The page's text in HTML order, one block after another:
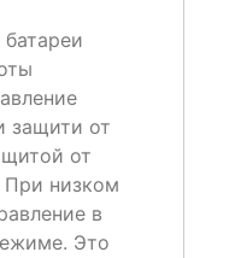
защити от
от
При низком
в
Это